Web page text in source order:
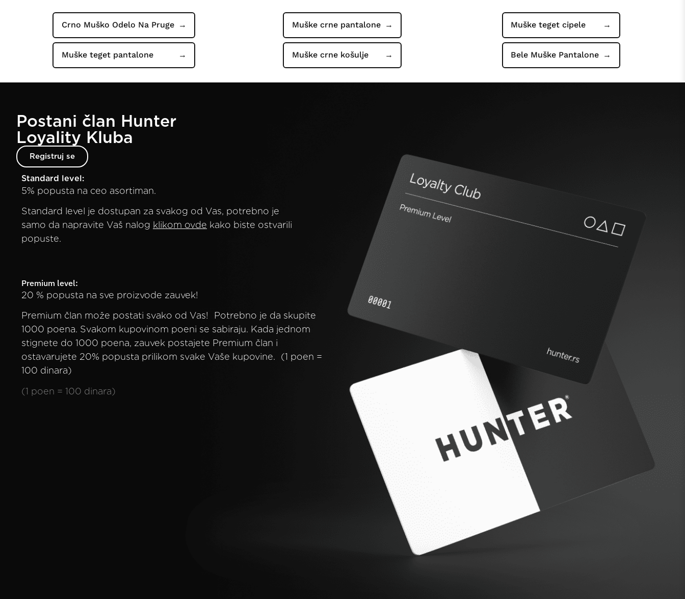
Crno Muško Odelo Na Pruge
Muške teget pantalone
Muške crne pantalone
Muške crne košulje
Muške teget cipele
Bele Muške Pantalone
Postani član Hunter
Loyality Kluba
Registruj se
Standard level:
5% popusta na ceo asortiman.
Standard level je dostupan za svakog od Vas, potrebno je
samo da napravite Vaš nalog klikom ovde kako biste ostvarili
popuste.
Premium level:
20 % popusta na sve proizvode zauvek!
Premium član može postati svako od Vas! Potrebno je da skupite
1000 poena. Svakom kupovinom poeni se sabiraju. Kada jednom
stignete do 1000 poena, zauvek postajete Premium član i
ostavarujete 20% popusta prilikom svake Vaše kupovine. (1 poen =
100 dinara)
(1 poen = 100 dinara)